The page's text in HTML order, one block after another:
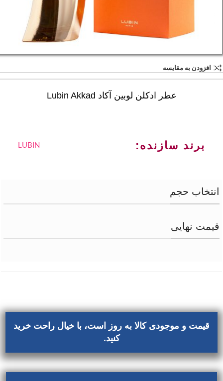
افزودن به مقایسه
عطر ادکلن لوبین آکاد Lubin Akkad
برند سازنده: LUBIN
انتخاب حجم
قیمت نهایی
قیمت و موجودی کالا به روز است، با خیال راحت خرید
کنید.